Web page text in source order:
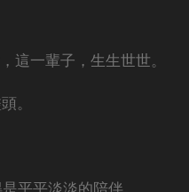
這一輩子，生生世世。
。
平平淡淡的陪伴。